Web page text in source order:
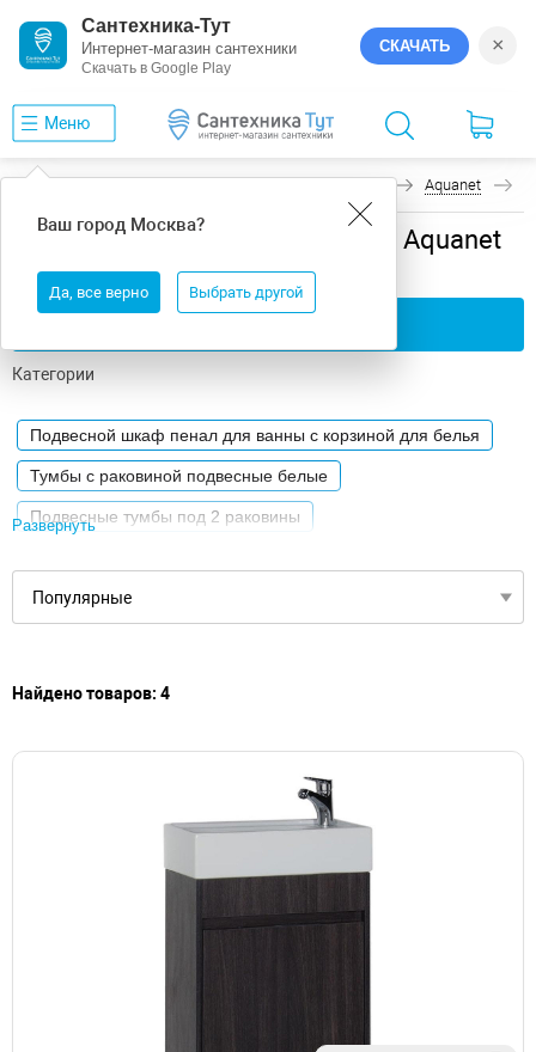
Сантехника-Тут
Интернет-магазин сантехники
Скачать в Google Play
СКАЧАТЬ ×
Меню
Ваш город Москва?
Да, все верно Выбрать другой
Aquanet
Мебель для ванной подвесная Aquanet
Лидс
Категории
Подвесной шкаф пенал для ванны с корзиной для белья
Тумбы с раковиной подвесные белые
Подвесные тумбы под 2 раковины
Зеркала настенные овальные в ванную
Развернуть
Найдено товаров: 4